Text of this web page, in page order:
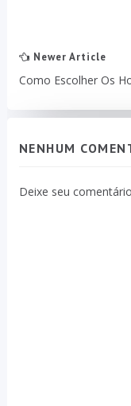
Newer Article
Como Escolher Os
NENHUM
Deixe seu comentário